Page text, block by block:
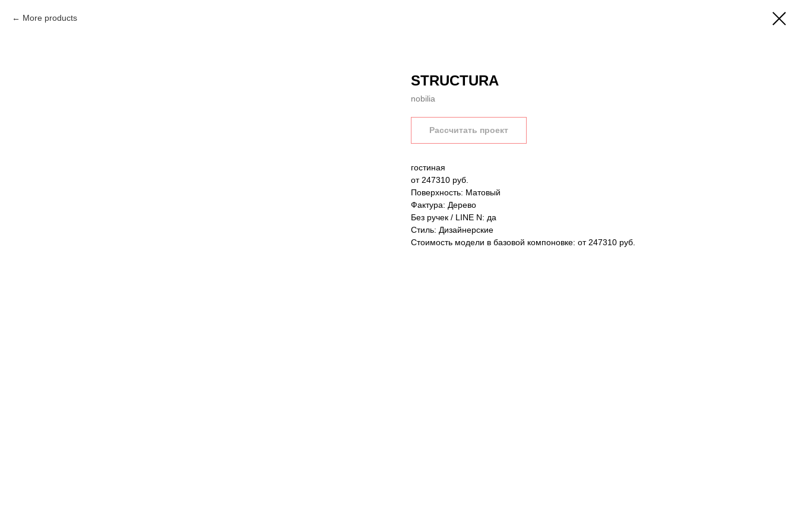
More products
STRUCTURA
nobilia
Рассчитать проект
гостиная
от 247310 руб.
Поверхность: Матовый
Фактура: Дерево
Без ручек / LINE N: да
Стиль: Дизайнерские
Стоимость модели в базовой компоновке: от 247310 руб.